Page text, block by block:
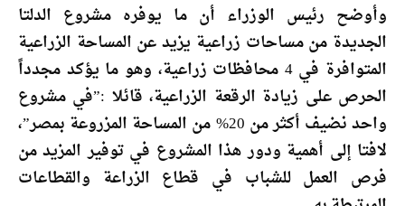
وأوضح رئيس الوزراء أن ما يوفره مشروع الدلتا
الجديدة من مساحات زراعية يزيد عن المساحة الزراعية
المتوافرة في 4 محافظات زراعية، وهو ما يؤكد مجدداً
الحرص على زيادة الرقعة الزراعية، قائلا :”في مشروع
واحد نضيف أكثر من 20% من المساحة المزروعة بمصر”،
لافتا إلى أهمية ودور هذا المشروع في توفير المزيد من
فرص العمل للشباب في قطاع الزراعة والقطاعات